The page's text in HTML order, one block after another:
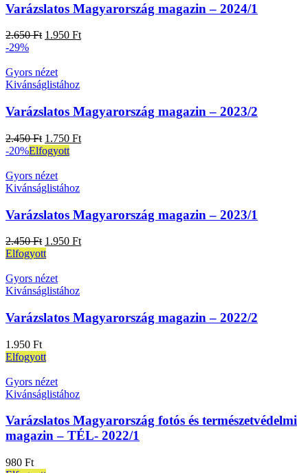
Varázslatos Magyarország magazin – 2024/1
2.650Ft 1.950 Ft
-29%
Gyors nézet
Kivánságlistához
Varázslatos Magyarország magazin – 2023/2
2.450Ft 1.750 Ft
-20%Elfogyott
Gyors nézet
Kivánságlistához
Varázslatos Magyarország magazin – 2023/1
2.450Ft 1.950 Ft
Elfogyott
Gyors nézet
Kivánságlistához
Varázslatos Magyarország magazin – 2022/2
1.950 Ft
Elfogyott
Gyors nézet
Kivánságlistához
Varázslatos Magyarország fotós és természetvédelmi
magazin – TÉL- 2022/1
980 Ft